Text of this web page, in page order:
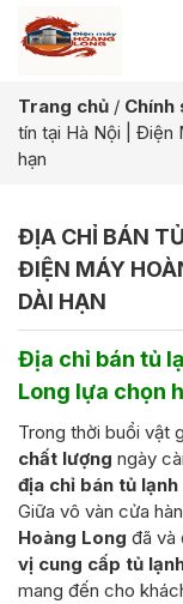
Trang chủ / Chính
tín tại Hà Nội | Điện
hạn
ĐỊA CHỈ BÁN
ĐIỆN MÁY
DÀI HẠN
Địa chỉ bán tủ
Long lựa chọn
Trong thời buổi vật
chất lượng ngày
địa chỉ bán tủ
Giữa vô vàn cửa
Hoàng Long đã và
vị cung cấp tủ
mang đến cho